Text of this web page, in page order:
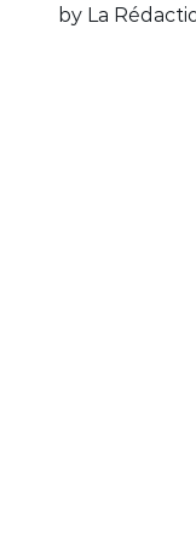
by La